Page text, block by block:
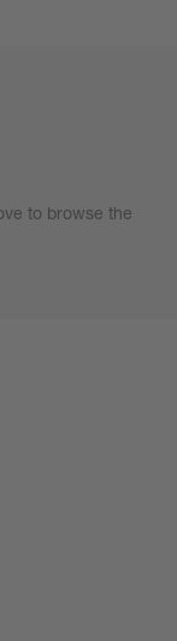
to browse the